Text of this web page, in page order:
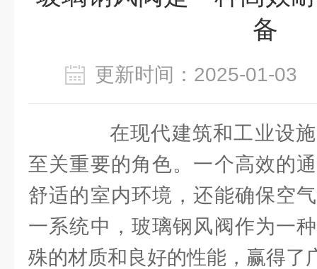
备
更新时间：2025-01-
在现代建筑和工业设施
至关重要的角色。一个高效的
舒适的室内环境，还能确保空
一系统中，玻璃钢风阀作为一
殊的材质和良好的性能，赢得了